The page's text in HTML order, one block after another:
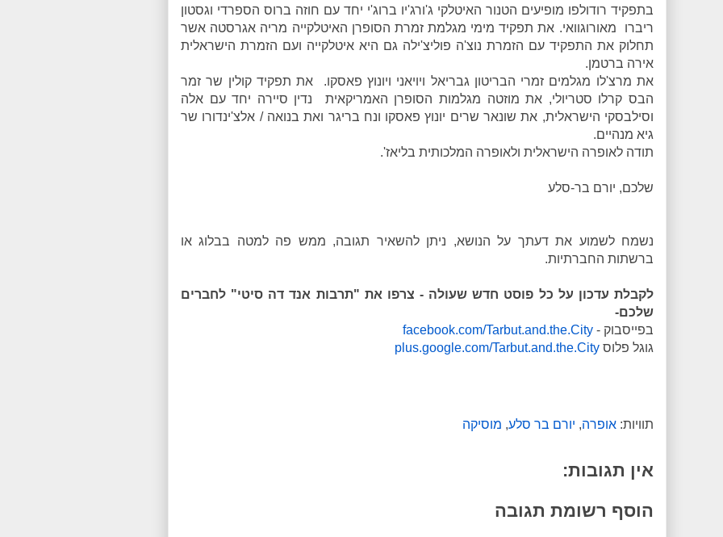
בתפקיד רודולפו מופיעים הטנור האיטלקי ג'ורג'יו ברוג'י יחד עם חוזה ברוס הספרדי וגסטון
ריברו מאורוגוואי. את תפקיד מימי מגלמת זמרת הסופרן האיטלקייה מריה אגרסטה אשר
תחלוק את התפקיד עם הזמרת נוצ'ה פוליצ'ילה גם היא איטלקייה ועם הזמרת הישראלית
אירה ברטמן.
את מרצ'לו מגלמים זמרי הבריטון גבריאל ויויאני ויונוץ פאסקו. את תפקיד קולין שר זמר
הבס קרלו סטריולי, את מוזטה מגלמות הסופרן האמריקאית נדין סיירה יחד עם אלה
וסילבסקי הישראלית, את שונאר שרים יונוץ פאסקו ונח בריגר ואת בנואה / אלצ'ינדורו שר
גיא מנהיים.
תודה לאופרה הישראלית ולאופרה המלכותית בליאז'.
שלכם, יורם בר-סלע
נשמח לשמוע את דעתך על הנושא, ניתן להשאיר תגובה, ממש פה למטה בבלוג או
ברשתות החברתיות.
לקבלת עדכון על כל פוסט חדש שעולה - צרפו את "תרבות אנד דה סיטי" לחברים
שלכם-
בפייסבוק - facebook.com/Tarbut.and.the.City
גוגל פלוס plus.google.com/Tarbut.and.the.City
תוויות: אופרה, יורם בר סלע, מוסיקה
אין תגובות:
הוסף רשומת תגובה